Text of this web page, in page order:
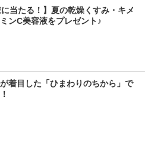
に当たる！】夏の乾燥くすみ・キメ
ンC美容液をプレゼント♪
着目した「ひまわりのちから」で